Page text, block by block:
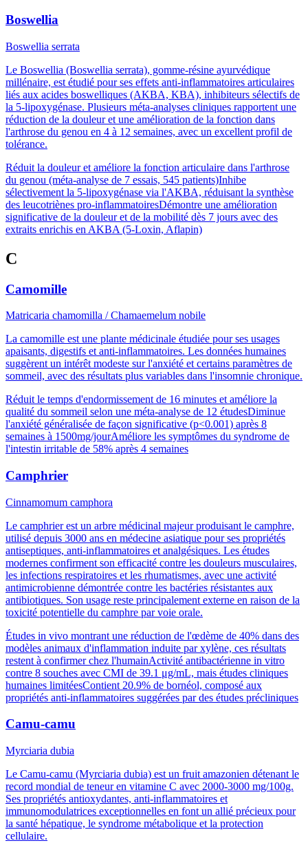
Boswellia
Boswellia serrata
Le Boswellia (Boswellia serrata), gomme-résine ayurvédique
millénaire, est étudié pour ses effets anti-inflammatoires articulaires
liés aux acides boswelliques (AKBA, KBA), inhibiteurs sélectifs de
la 5-lipoxygénase. Plusieurs méta-analyses cliniques rapportent une
réduction de la douleur et une amélioration de la fonction dans
l'arthrose du genou en 4 à 12 semaines, avec un excellent profil de
tolérance.
Réduit la douleur et améliore la fonction articulaire dans l'arthrose
du genou (méta-analyse de 7 essais, 545 patients)Inhibe
sélectivement la 5-lipoxygénase via l'AKBA, réduisant la synthèse
des leucotriènes pro-inflammatoiresDémontre une amélioration
significative de la douleur et de la mobilité dès 7 jours avec des
extraits enrichis en AKBA (5-Loxin, Aflapin)
C
Camomille
Matricaria chamomilla / Chamaemelum nobile
La camomille est une plante médicinale étudiée pour ses usages
apaisants, digestifs et anti-inflammatoires. Les données humaines
suggèrent un intérêt modeste sur l'anxiété et certains paramètres de
sommeil, avec des résultats plus variables dans l'insomnie chronique.
Réduit le temps d'endormissement de 16 minutes et améliore la
qualité du sommeil selon une méta-analyse de 12 étudesDiminue
l'anxiété généralisée de façon significative (p<0.001) après 8
semaines à 1500mg/jourAméliore les symptômes du syndrome de
l'intestin irritable de 58% après 4 semaines
Camphrier
Cinnamomum camphora
Le camphrier est un arbre médicinal majeur produisant le camphre,
utilisé depuis 3000 ans en médecine asiatique pour ses propriétés
antiseptiques, anti-inflammatoires et analgésiques. Les études
modernes confirment son efficacité contre les douleurs musculaires,
les infections respiratoires et les rhumatismes, avec une activité
antimicrobienne démontrée contre les bactéries résistantes aux
antibiotiques. Son usage reste principalement externe en raison de la
toxicité potentielle du camphre par voie orale.
Études in vivo montrant une réduction de l'œdème de 40% dans des
modèles animaux d'inflammation induite par xylène, ces résultats
restent à confirmer chez l'humainActivité antibactérienne in vitro
contre 8 souches avec CMI de 39.1 μg/mL, mais études cliniques
humaines limitéesContient 20.9% de bornéol, composé aux
propriétés anti-inflammatoires suggérées par des études précliniques
Camu-camu
Myrciaria dubia
Le Camu-camu (Myrciaria dubia) est un fruit amazonien détenant le
record mondial de teneur en vitamine C avec 2000-3000 mg/100g.
Ses propriétés antioxydantes, anti-inflammatoires et
immunomodulatrices exceptionnelles en font un allié précieux pour
la santé hépatique, le syndrome métabolique et la protection
cellulaire.